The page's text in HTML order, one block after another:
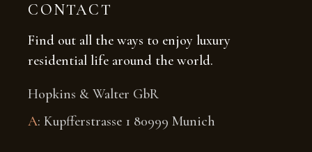
CONTACT
Find out all the ways to enjoy luxury
residential life around the world.
Hopkins & Walter GbR
A: Kupfferstrasse 1 80999 Munich